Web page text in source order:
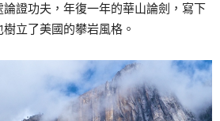
證功夫，年復一年的華山論劍，寫下
立了美國的攀岩風格。